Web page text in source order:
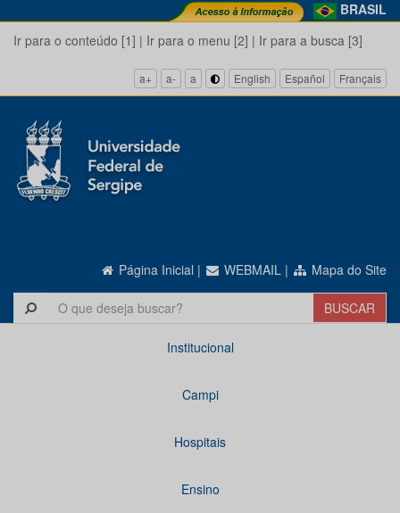
BRASIL
Ir para o conteúdo [1] | Ir para o menu [2] | Ir para a busca [3]
a+ a- a English Español Français
Página Inicial | WEBMAIL | Mapa do Site
Institucional
Campi
Hospitais
Ensino